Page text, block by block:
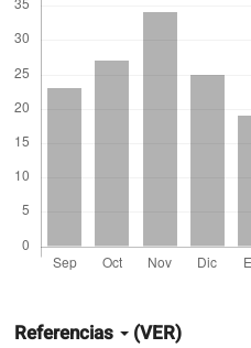
artículo
Referencias (VER)